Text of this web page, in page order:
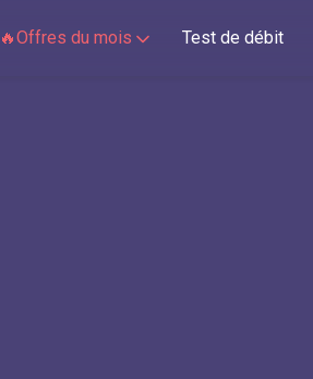
🔥Offres du mois Test de débit